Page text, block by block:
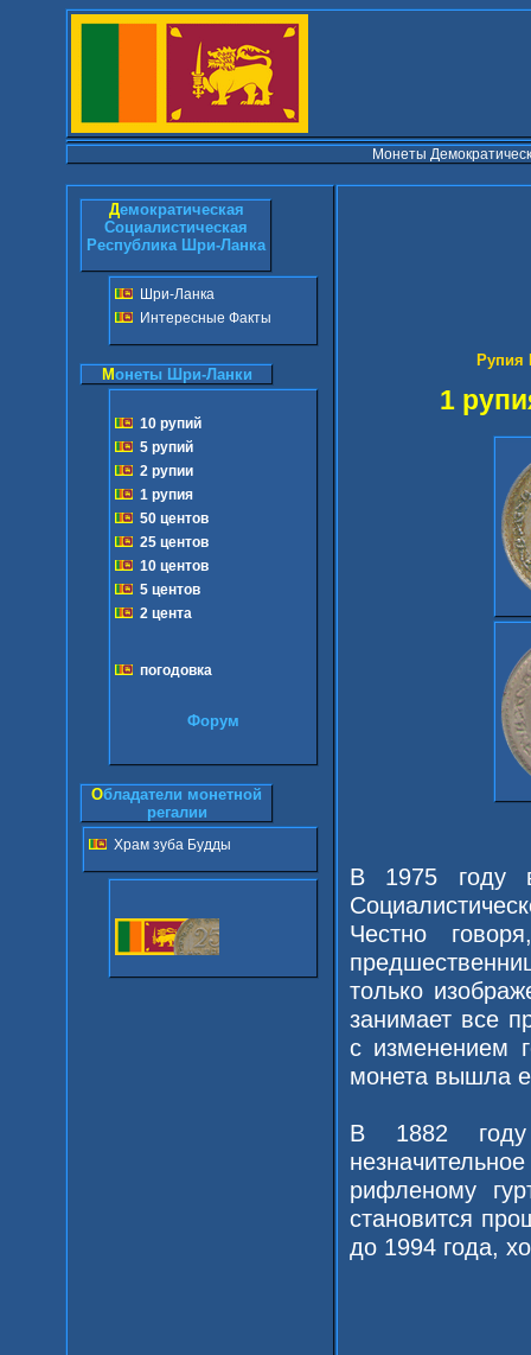
Монеты
Демократическая
Социалистическая
Республика Шри-Ланка
Шри-Ланка
Интересные Факты
Монеты Шри-Ланки
10 рупий
5 рупий
2 рупии
1 рупия
50 центов
25 центов
10 центов
5 центов
2 цента
погодовка
Форум
Обладатели монетной
регалии
Храм зуба Будды
Рупия
1
В 1975 году
Честно
только
занимает все
с изменением
монета вышла
В 1882 году
рифленому
становится
до 1994 года,